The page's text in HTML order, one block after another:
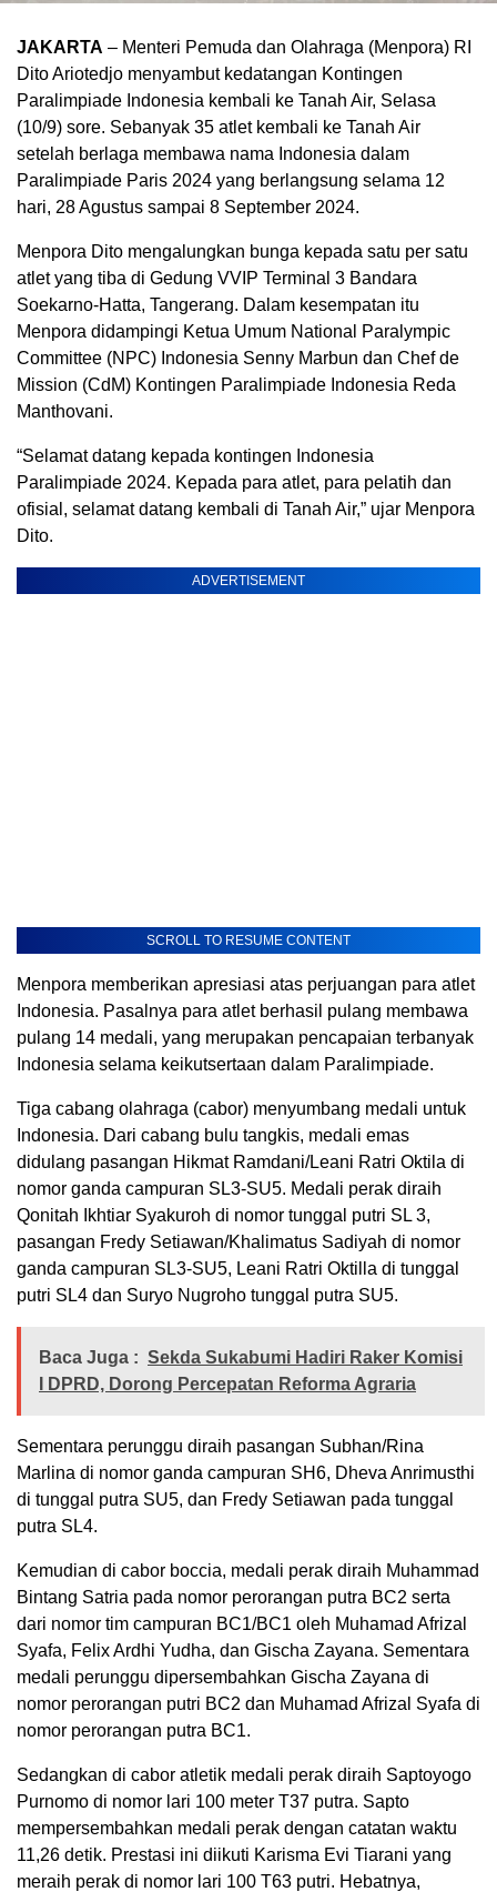
JAKARTA – Menteri Pemuda dan Olahraga (Menpora) RI
Dito Ariotedjo menyambut kedatangan Kontingen
Paralimpiade Indonesia kembali ke Tanah Air, Selasa
(10/9) sore. Sebanyak 35 atlet kembali ke Tanah Air
setelah berlaga membawa nama Indonesia dalam
Paralimpiade Paris 2024 yang berlangsung selama 12
hari, 28 Agustus sampai 8 September 2024.
Menpora Dito mengalungkan bunga kepada satu per satu
atlet yang tiba di Gedung VVIP Terminal 3 Bandara
Soekarno-Hatta, Tangerang. Dalam kesempatan itu
Menpora didampingi Ketua Umum National Paralympic
Committee (NPC) Indonesia Senny Marbun dan Chef de
Mission (CdM) Kontingen Paralimpiade Indonesia Reda
Manthovani.
“Selamat datang kepada kontingen Indonesia
Paralimpiade 2024. Kepada para atlet, para pelatih dan
ofisial, selamat datang kembali di Tanah Air,” ujar Menpora
Dito.
ADVERTISEMENT
SCROLL TO RESUME CONTENT
Menpora memberikan apresiasi atas perjuangan para atlet
Indonesia. Pasalnya para atlet berhasil pulang membawa
pulang 14 medali, yang merupakan pencapaian terbanyak
Indonesia selama keikutsertaan dalam Paralimpiade.
Tiga cabang olahraga (cabor) menyumbang medali untuk
Indonesia. Dari cabang bulu tangkis, medali emas
didulang pasangan Hikmat Ramdani/Leani Ratri Oktila di
nomor ganda campuran SL3-SU5. Medali perak diraih
Qonitah Ikhtiar Syakuroh di nomor tunggal putri SL 3,
pasangan Fredy Setiawan/Khalimatus Sadiyah di nomor
ganda campuran SL3-SU5, Leani Ratri Oktilla di tunggal
putri SL4 dan Suryo Nugroho tunggal putra SU5.
Baca Juga : Sekda Sukabumi Hadiri Raker Komisi
I DPRD, Dorong Percepatan Reforma Agraria
Sementara perunggu diraih pasangan Subhan/Rina
Marlina di nomor ganda campuran SH6, Dheva Anrimusthi
di tunggal putra SU5, dan Fredy Setiawan pada tunggal
putra SL4.
Kemudian di cabor boccia, medali perak diraih Muhammad
Bintang Satria pada nomor perorangan putra BC2 serta
dari nomor tim campuran BC1/BC1 oleh Muhamad Afrizal
Syafa, Felix Ardhi Yudha, dan Gischa Zayana. Sementara
medali perunggu dipersembahkan Gischa Zayana di
nomor perorangan putri BC2 dan Muhamad Afrizal Syafa di
nomor perorangan putra BC1.
Sedangkan di cabor atletik medali perak diraih Saptoyogo
Purnomo di nomor lari 100 meter T37 putra. Sapto
mempersembahkan medali perak dengan catatan waktu
11,26 detik. Prestasi ini diikuti Karisma Evi Tiarani yang
meraih perak di nomor lari 100 T63 putri. Hebatnya,